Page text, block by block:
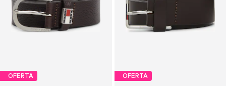
OFERTA OFERTA